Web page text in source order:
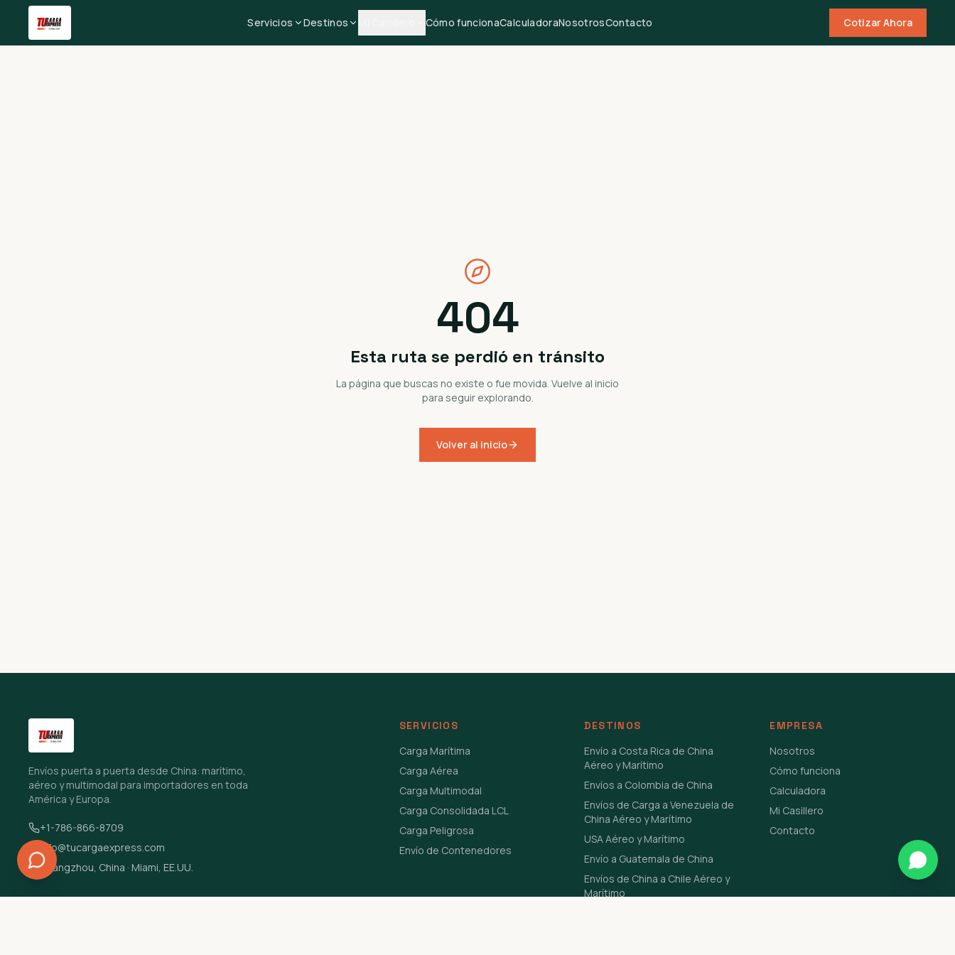
Servicios Destinos Cómo funcionaCalculadoraNosotrosContacto Cotizar Ahora
404
Esta ruta se perdió en tránsito
La página que buscas no existe o fue movida. Vuelve al inicio
para seguir explorando.
Volver al inicio
Envíos puerta a puerta desde China: marítimo,
aéreo y multimodal para importadores en toda
América y Europa.
+1-786-866-8709
info@tucargaexpress.com
Guangzhou, China · Miami, EE.UU.
SERVICIOS
Carga Marítima
Carga Aérea
Carga Multimodal
Carga Consolidada LCL
Carga Peligrosa
Envío de Contenedores
DESTINOS
Envío a Costa Rica de China
Aéreo y Marítimo
Envíos a Colombia de China
Envíos de Carga a Venezuela de
China Aéreo y Marítimo
USA Aéreo y Marítimo
Envío a Guatemala de China
Envíos de China a Chile Aéreo y
Marítimo
EMPRESA
Nosotros
Cómo funciona
Calculadora
Mi Casillero
Contacto